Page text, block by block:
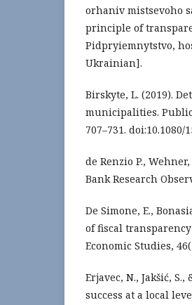
orhaniv mistsevoho
principle of
Pidpryiemnytstvo,
Ukrainian].
Birskyte, L. (2019).
municipalities.
707–731. doi:10.1080/
de Renzio P.,
Bank Research
De Simone, E.,
of fiscal
Economic Studies,
Erjavec, N., Jakšić,
success at a local